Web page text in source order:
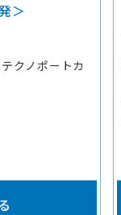
＞
クノポートカ